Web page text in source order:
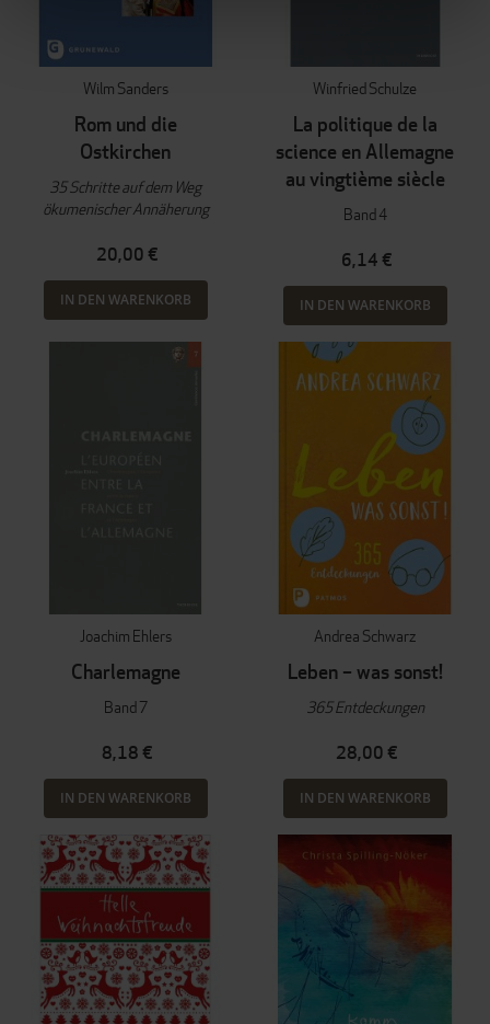
Wilm Sanders
Rom und die
Ostkirchen
35 Schritte auf dem Weg
ökumenischer Annäherung
20,00 €
IN DEN WARENKORB
Winfried Schulze
La politique de la
science en Allemagne
au vingtième siècle
Band 4
6,14 €
IN DEN WARENKORB
Joachim Ehlers
Charlemagne
Band 7
8,18 €
IN DEN WARENKORB
Andrea Schwarz
Leben – was sonst!
365 Entdeckungen
28,00 €
IN DEN WARENKORB